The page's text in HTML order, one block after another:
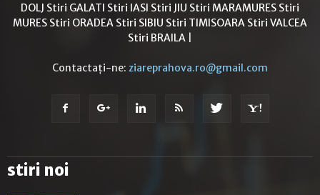
DOLJ Stiri GALATI Stiri IASI Stiri JIU Stiri MARAMURES Stiri
MURES Stiri ORADEA Stiri SIBIU Stiri TIMISOARA Stiri VALCEA
Stiri BRAILA
Contactați-ne: ziareprahova.ro@gmail.com
stiri noi